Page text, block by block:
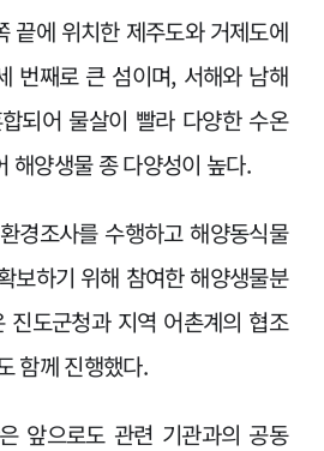
끝에 위치한 제주도와 거제도에
번째로 큰 섬이며, 서해와 남해
되어 물살이 빨라 다양한 수온
해양생물 종 다양성이 높다.
경조사를 수행하고 해양동식물
보하기 위해 참여한 해양생물분
도군청과 지역 어촌계의 협조
함께 진행했다.
앞으로도 관련 기관과의 공동